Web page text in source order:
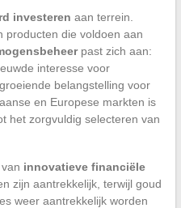
investeren aan terrein.
producten die voldoen aan
past zich aan:
interesse voor
belangstelling voor
en Europese markten is
het zorgvuldig selecteren van
innovatieve financiële
zijn aantrekkelijk, terwijl goud
weer aantrekkelijk worden